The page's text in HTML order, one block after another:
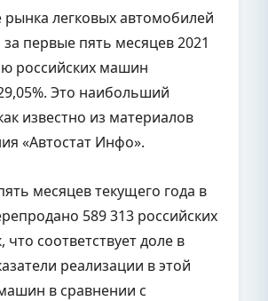
рынка легковых автомобилей
первые пять месяцев 2021
российских машин
Это наибольший
известно из материалов
«Автостат Инфо».
месяцев текущего года в
589 313 российских
что соответствует доле в
реализации в этой
в сравнении с